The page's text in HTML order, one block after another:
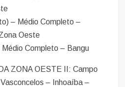
– Médio Completo –
Oeste
Completo – Bangu
ZONA OESTE II: Campo
– Inhoaíba –